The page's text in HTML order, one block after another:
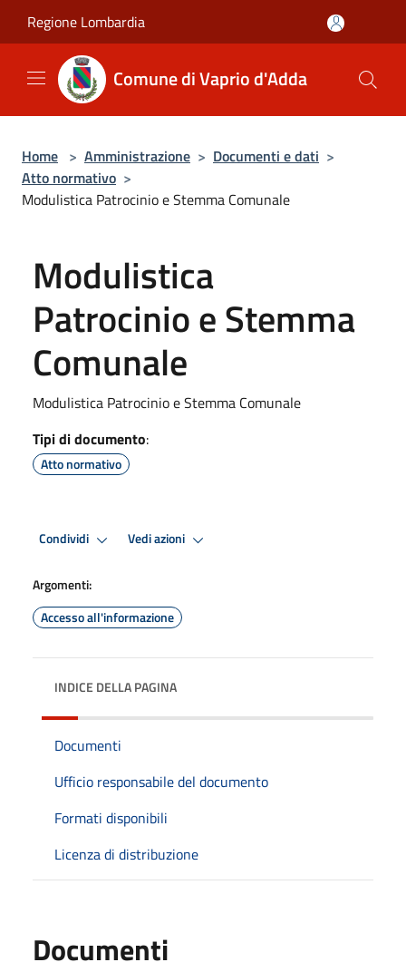
Regione Lombardia
Comune di Vaprio d'Adda
Home > Amministrazione > Documenti e dati >
Atto normativo >
Modulistica Patrocinio e Stemma Comunale
Modulistica
Patrocinio e Stemma
Comunale
Modulistica Patrocinio e Stemma Comunale
Tipi di documento:
Atto normativo
Condividi Vedi azioni
Argomenti:
Accesso all'informazione
INDICE DELLA PAGINA
Documenti
Ufficio responsabile del documento
Formati disponibili
Licenza di distribuzione
Documenti